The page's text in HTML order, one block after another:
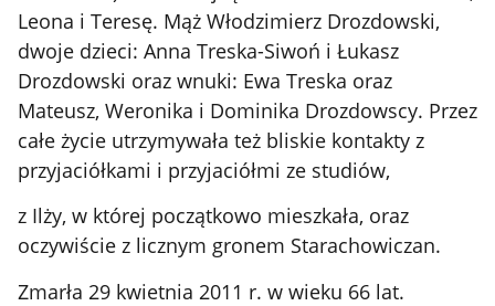
Leona i Teresę. Mąż Włodzimierz Drozdowski,
dwoje dzieci: Anna Treska-Siwoń i Łukasz
Drozdowski oraz wnuki: Ewa Treska oraz
Mateusz, Weronika i Dominika Drozdowscy. Przez
całe życie utrzymywała też bliskie kontakty z
przyjaciółkami i przyjaciółmi ze studiów,
z Ilży, w której początkowo mieszkała, oraz
oczywiście z licznym gronem Starachowiczan.
Zmarła 29 kwietnia 2011 r. w wieku 66 lat.